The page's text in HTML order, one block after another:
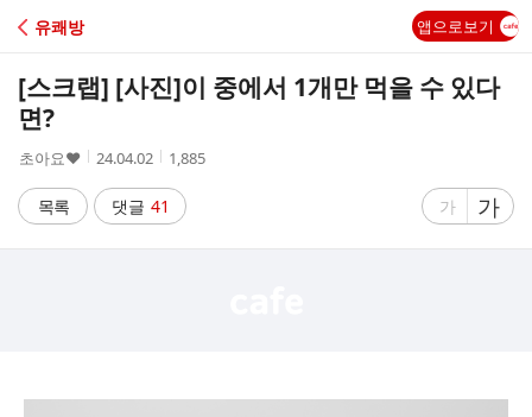
C
A
유쾌방 앱으로보기
[스크랩] [사진]이 중에서 1개만 먹을 수 있다
면?
작
자
초아요♥
작
시
간
24.04.02
조
수
1,885
목록 댓글 41
글
가
글
자
가